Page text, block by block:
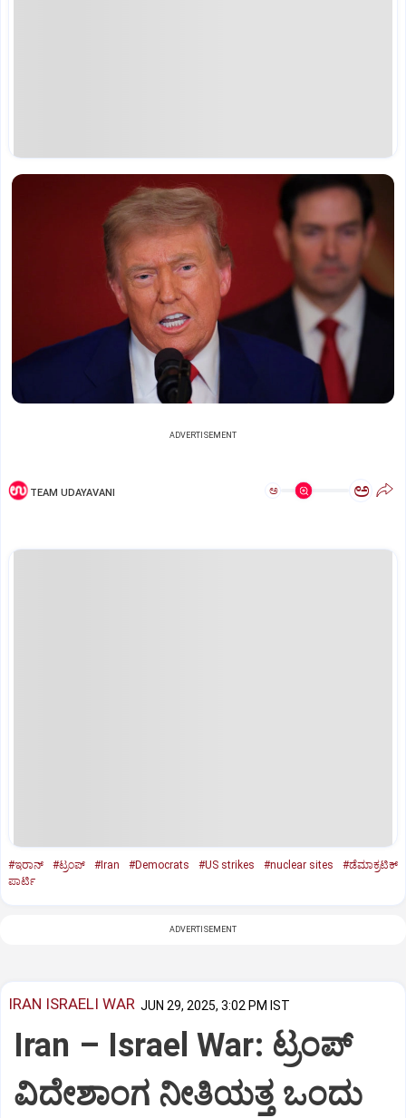
ADVERTISEMENT
TEAM UDAYAVANI ಅ ಅ
#ಇರಾನ್‌ #ಟ್ರಂಪ್‌ #Iran #Democrats #US strikes #nuclear sites
#ಡೆಮಾಕ್ರಟಿಕ್‌
ಪಾರ್ಟಿ
ADVERTISEMENT
IRAN ISRAELI WAR JUN 29, 2025, 3:02 PM IST
Iran – Israel War: ಟ್ರಂಪ್
ವಿದೇಶಾಂಗ ನೀತಿಯತ್ತ ಒಂದು